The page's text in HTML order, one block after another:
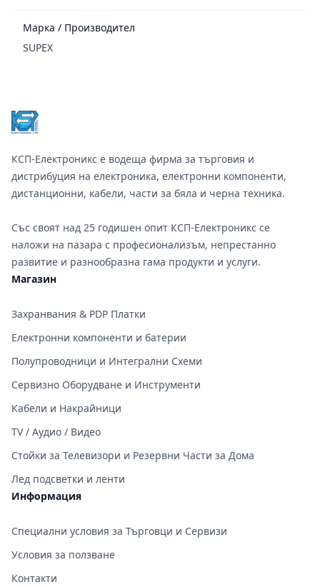
Марка / Производител
SUPEX
КСП-Електроникс е водеща фирма за търговия и
дистрибуция на електроника, електронни компоненти,
дистанционни, кабели, части за бяла и черна техника.
Със своят над 25 годишен опит КСП-Електроникс се
наложи на пазара с професионализъм, непрестанно
развитие и разнообразна гама продукти и услуги.
Магазин
Захранвания & PDP Платки
Електронни компоненти и батерии
Полупроводници и Интегрални Схеми
Сервизно Оборудване и Инструменти
Кабели и Накрайници
TV / Аудио / Видео
Стойки за Телевизори и Резервни Части за Дома
Лед подсветки и ленти
Информация
Специални условия за Търговци и Сервизи
Условия за ползване
Контакти